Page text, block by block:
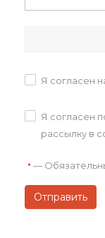
Задать
Я согласен
Я согласен
рассылку в
* —